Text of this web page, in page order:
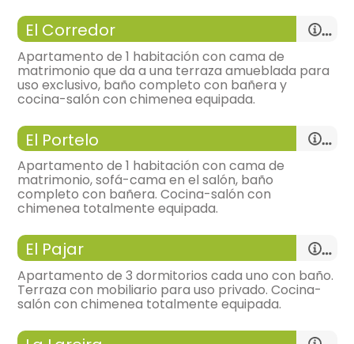
-
apartamento con: salón, Cocina, 3 Habitaciones
y 3 baños
-
bonitas vistas,
General:
-
wifi u otro acceso a internet
-
parking gratuito,
Distribución:
salón
- sofá tres plazas, sillas = 6, mesa de comedor,
- tv,
cocina
- cocina integrada en el salón
-vitrocerámicamicroondas, frigorífico tipo
combi,
- tostadora,
- mesa, cuarto de lavadora, plancha,
El Corredor
Apartamento de 1 habitación con cama de
matrimonio que da a una terraza amueblada para
uso exclusivo, baño completo con bañera y
cocina-salón con chimenea equipada.
-
apartamento con: salón, Cocina, 1 Habitación y 1
Baño
-
bonitas vistas,
General:
-
wifi u otro acceso a internet
-
parking gratuito,
Distribución:
salón
- sofá tres plazas, sillas = 6, mesa de comedor,
- chimenea,
El Portelo
Apartamento de 1 habitación con cama de
matrimonio, sofá-cama en el salón, baño
completo con bañera. Cocina-salón con
chimenea totalmente equipada.
-
apartamento con: salón, Cocina, 1 Habitación y 1
Baño
-
bonitas vistas,
General:
- incluye: toallas,
El Pajar
Apartamento de 3 dormitorios cada uno con baño.
Terraza con mobiliario para uso privado. Cocina-
salón con chimenea totalmente equipada.
-
apartamento con: salón, Cocina, 3 Habitaciones